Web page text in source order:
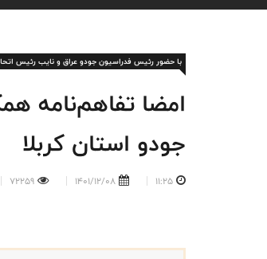
با حضور رئیس فدراسیون جودو عراق و نایب رئیس
امضا تفاهم‌نامه
جودو استان کربلا
11:25
1401/12/08
72259